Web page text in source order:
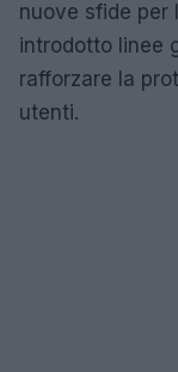
nuove sfide per
introdotto linee
rafforzare la
utenti.